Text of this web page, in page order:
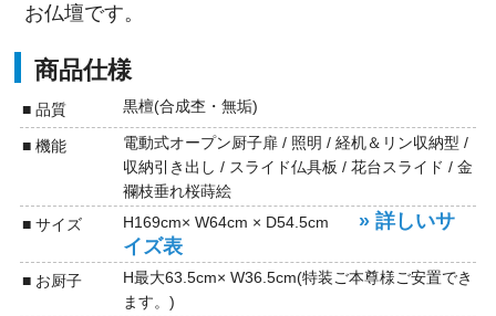
お仏壇です。
商品仕様
■ 品質 黒檀(合成杢・無垢)
■ 機能
電動式オープン厨子扉 / 照明 / 経机＆リン収納型 /
収納引き出し / スライド仏具板 / 花台スライド / 金
襴枝垂れ桜蒔絵
■ サイズ
H169cm× W64cm × D54.5cm
» 詳しいサ
イズ表
■ お厨子
H最大63.5cm× W36.5cm(特装ご本尊様ご安置でき
ます。)